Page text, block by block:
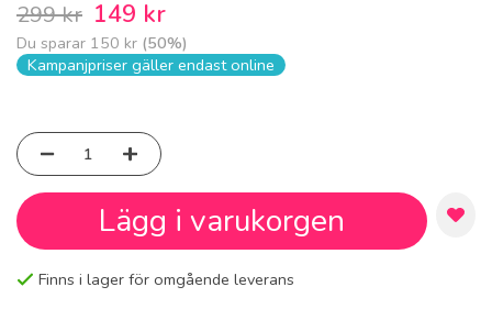
299 kr 149 kr
Du sparar 150 kr (50%)
Kampanjpriser gäller endast online
Lägg i varukorgen
Finns i lager för omgående leverans